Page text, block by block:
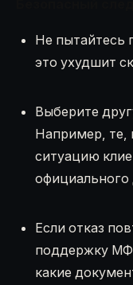
Не пытайтесь
это ухудшит
Выберите
Например, те,
ситуацию
официального
Если отказ
поддержку
какие